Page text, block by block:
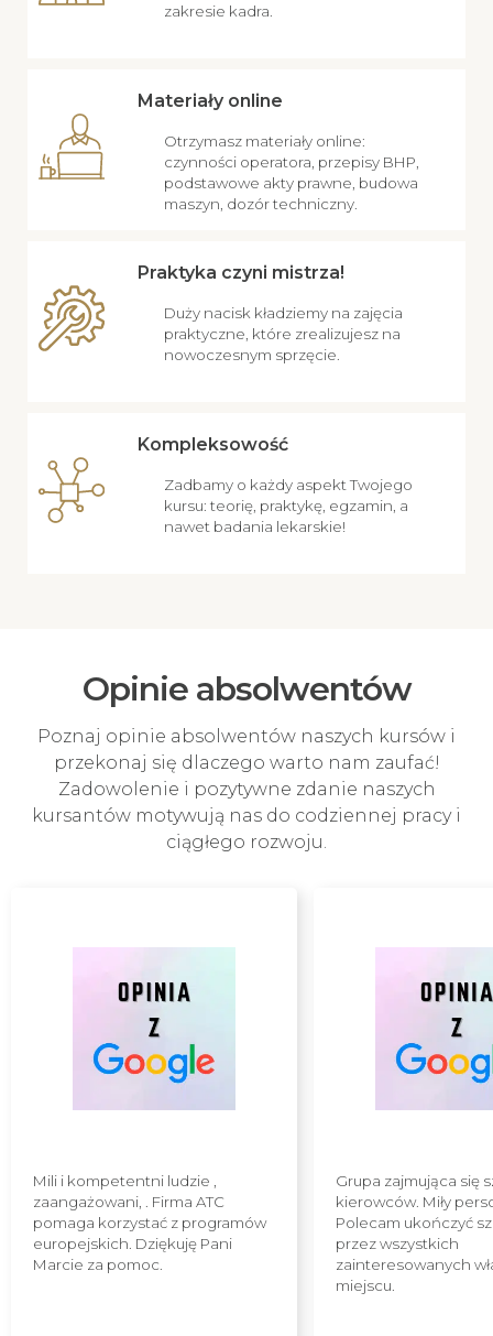
zakresie kadra.
Materiały online
Otrzymasz materiały online:
czynności operatora, przepisy BHP,
podstawowe akty prawne, budowa
maszyn, dozór techniczny.
Praktyka czyni mistrza!
Duży nacisk kładziemy na zajęcia
praktyczne, które zrealizujesz na
nowoczesnym sprzęcie.
Kompleksowość
Zadbamy o każdy aspekt Twojego
kursu: teorię, praktykę, egzamin, a
nawet badania lekarskie!
Opinie absolwentów
Poznaj opinie absolwentów naszych kursów i
przekonaj się dlaczego warto nam zaufać!
Zadowolenie i pozytywne zdanie naszych
kursantów motywują nas do codziennej pracy i
ciągłego rozwoju.
Mili i kompetentni ludzie ,
zaangażowani, . Firma ATC
pomaga korzystać z programów
europejskich. Dziękuję Pani
Marcie za pomoc.
Grupa zajmująca się
kierowców. Miły
Polecam ukończyć
przez wszystkich
zainteresowanych
miejscu.